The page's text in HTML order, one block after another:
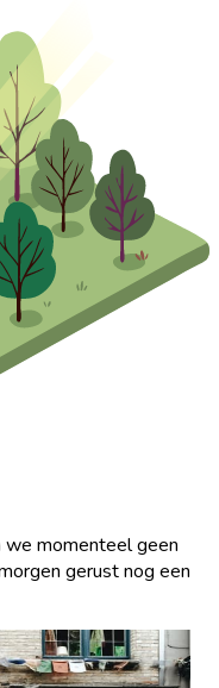
we momenteel geen
gerust nog een